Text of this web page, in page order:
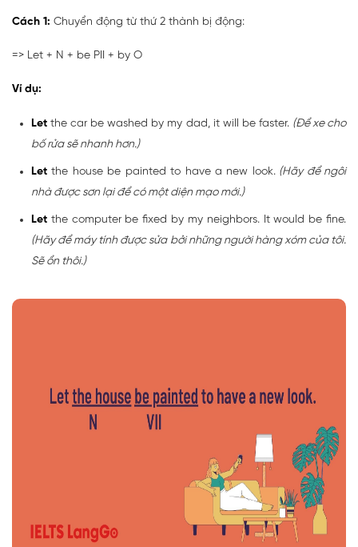
Cách 1: Chuyển động từ thứ 2 thành bị động:
=> Let + N + be PII + by O
Ví dụ:
Let the car be washed by my dad, it will be faster. (Để xe cho
bố rửa sẽ nhanh hơn.)
Letthe house be painted to have a new look.(Hãy để ngôi
nhà được sơn lại để có một diện mạo mới.)
Let the computer be fixed by my neighbors. It would be fine.
(Hãy để máy tính được sửa bởi những người hàng xóm của tôi.
Sẽ ổn thôi.)